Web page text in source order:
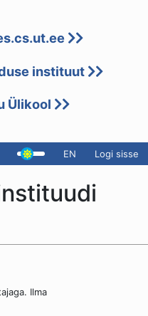
instituut
Ülikool
EN Logi sisse
Ilma